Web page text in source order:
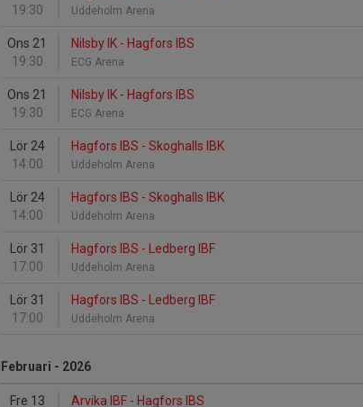
19:30
Uddeholm Arena
Ons 21
19:30
Nilsby IK - Hagfors IBS
ECG Arena
Ons 21
19:30
Nilsby IK - Hagfors IBS
ECG Arena
Lör 24
14:00
Hagfors IBS - Skoghalls IBK
Uddeholm Arena
Lör 24
14:00
Hagfors IBS - Skoghalls IBK
Uddeholm Arena
Lör 31
17:00
Hagfors IBS - Ledberg IBF
Uddeholm Arena
Lör 31
17:00
Hagfors IBS - Ledberg IBF
Uddeholm Arena
Februari - 2026
Fre 13
Arvika IBF - Hagfors IBS